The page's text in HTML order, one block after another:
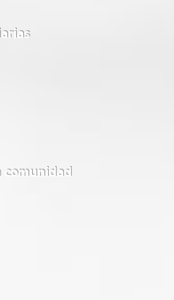
comunidad